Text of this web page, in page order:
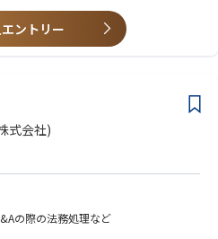
ーの日常的な業務の進捗管理や、個々
を行いま す。
務フローや各種規程、現在使用して
てい ただきます。 備品・車両管理な
握しながら、部下や他部署、役員との
待しています。
の重要ミッションである業務フローの
ただきます。 属人化業務の標準化や
行動できる方
ケーションを円滑に行える方
ントリー
式会社)
の際の法務処理など